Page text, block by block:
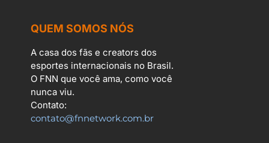
QUEM SOMOS NÓS
A casa dos fãs e creators dos
esportes internacionais no Brasil.
O FNN que você ama, como você
nunca viu.
Contato:
contato@fnnetwork.com.br